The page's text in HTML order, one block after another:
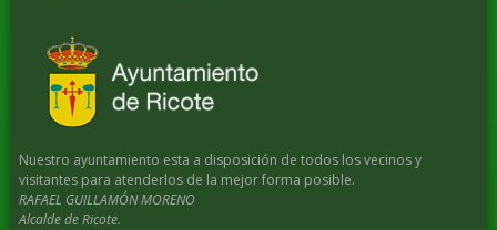
Nuestro ayuntamiento esta a disposición de todos los vecinos y
visitantes para atenderlos de la mejor forma posible.
RAFAEL GUILLAMÓN MORENO
Alcalde de Ricote.